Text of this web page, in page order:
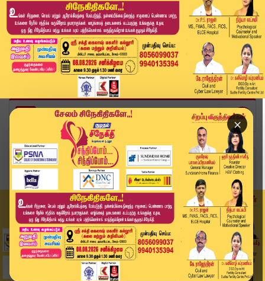
×
Home
வீடியோ ஸ்டோரி
"இரண்டே வாரத்தில் இபிஎஸ் முதல்வராவார்" - அன்பும...